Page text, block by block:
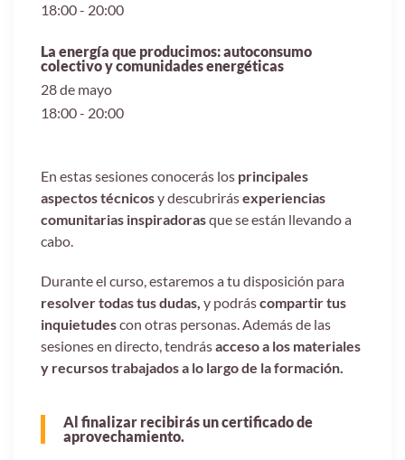
18:00 - 20:00
La energía que producimos: autoconsumo
colectivo y comunidades energéticas
28 de mayo
18:00 - 20:00
En estas sesiones conocerás los principales
aspectos técnicosy descubrirásexperiencias
comunitarias inspiradorasque se están llevando a
cabo.
Durante el curso, estaremos a tu disposición para
resolver todas tus dudas, y podráscompartir tus
inquietudescon otras personas. Además de las
sesiones en directo, tendrásacceso a los materiales
y recursos trabajados a lo largo de la formación.
Al finalizar recibirás un certificado de
aprovechamiento.